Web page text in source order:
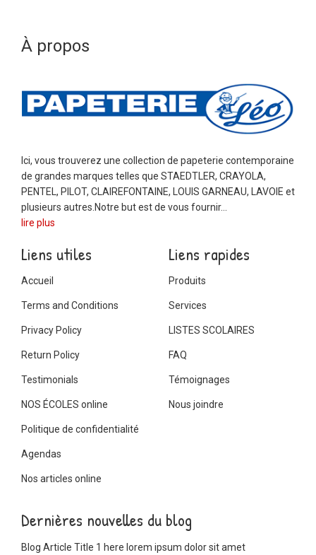
À propos
Ici, vous trouverez une collection de papeterie contemporaine
de grandes marques telles que STAEDTLER, CRAYOLA,
PENTEL, PILOT, CLAIREFONTAINE, LOUIS GARNEAU, LAVOIE et
plusieurs autres.Notre but est de vous fournir...
lire plus
Liens utiles
Accueil
Terms and Conditions
Privacy Policy
Return Policy
Testimonials
NOS ÉCOLES online
Politique de confidentialité
Agendas
Nos articles online
Liens rapides
Produits
Services
LISTES SCOLAIRES
FAQ
Témoignages
Nous joindre
Dernières nouvelles du blog
Blog Article Title 1 here lorem ipsum dolor sit amet